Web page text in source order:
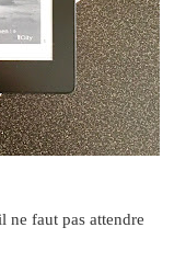
faut pas attendre